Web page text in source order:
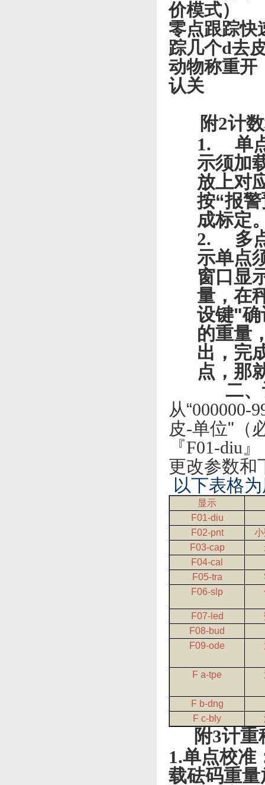
价模式）
零点跟踪快
踪几个d去
动物称重开
认关
附2计
1.
单
示须加
放上对
按“报
成标定
2.
多
示单点
窗口显
量，在
设键"确
的重量
出，完
点，那
二
从“000000-
皮-单位"（
『F01-diu
更改参数和
以下表格
显示
F01-diu
F02-pnt
F03-cap
F04-cal
F05-tra
F06-slp
F07-led
F08-bud
F09-ode
F a-tpe
F b-dng
F c-bly
附3计重
1.单点校准
载砝码重